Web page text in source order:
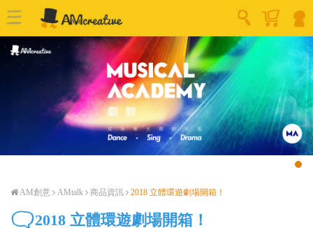
AM創意 AMtalk 商品資訊 2018 立體環遊劇場開箱！
2018 立體環遊劇場開箱！